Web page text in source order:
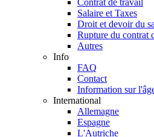
Contrat de travail
Salaire et Taxes
Droit et devoir du
Rupture du contrat
Autres
Info
FAQ
Contact
Information sur
International
Allemagne
Espagne
L'Autriche